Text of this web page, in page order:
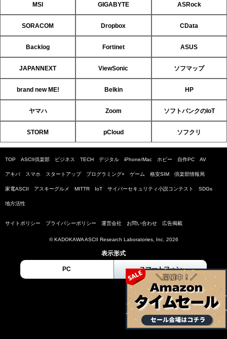
MSI GIGABYTE ASRock
SORACOM Dropbox CData
Backlog Fortinet ASUS
JAPANNEXT ViewSonic ソフマップ
brand new ME! Belkin HP
ヤマハ Zoom ソフトバンクのIoT
STORM pCloud ソフクリ
TOP ASCII倶楽部 ビジネス TECH デジタル iPhone/Mac ホビー 自作PC AV
アキバ スマホ スタートアップ プログラミング+ ゲーム 格安SIM 倶楽部情報局
家電ASCII アスキーグルメ MITTR IoT サイバーセキュリティ小説コンテスト SDGs
地方活性
サイトポリシー プライバシーポリシー 運営会社 お問い合わせ 広告掲載
© KADOKAWA ASCII Research Laboratories, Inc. 2026
表示形式
PC スマートフォン